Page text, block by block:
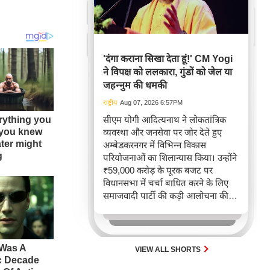
'दंगा कराना सिखा देता हूं!' CM Yogi
ने विपक्ष को ललकारा, गुंडों को जेल या
जहन्नुम की धमकी
राष्ट्रीय Aug 07, 2026 6:57PM
सीएम योगी आदित्यनाथ ने लोकतांत्रिक
व्यवस्था और जनसेवा पर जोर देते हुए
अम्बेडकरनगर में विभिन्न विकास
परियोजनाओं का शिलान्यास किया। उन्होंने
₹59,000 करोड़ के पूरक बजट पर
विधानसभा में चर्चा बाधित करने के लिए
समाजवादी पार्टी की कड़ी आलोचना की,
कल्याण से संबंधित था। मुख्यमंत्री ने
सरकार की जनहितैषी नीतियों और लोकतंत्र
के तीन स्तंभों के समन्वय से विकास की
VIEW ALL SHORTS